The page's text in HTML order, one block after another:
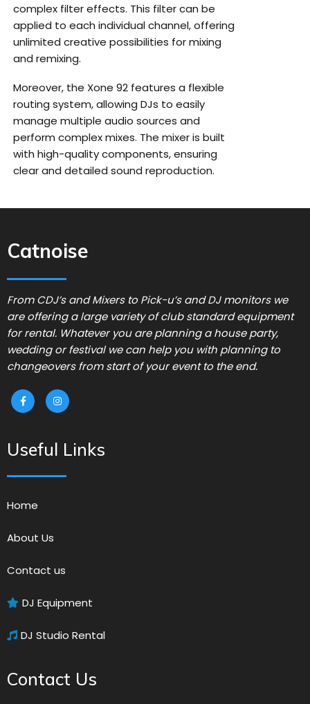
complex filter effects. This filter can be
applied to each individual channel, offering
unlimited creative possibilities for mixing
and remixing.
Moreover, the Xone 92 features a flexible
routing system, allowing DJs to easily
manage multiple audio sources and
perform complex mixes. The mixer is built
with high-quality components, ensuring
clear and detailed sound reproduction.
Catnoise
From CDJ’s and Mixers to Pick-u’s and DJ monitors we
are offering a large variety of club standard equipment
for rental. Whatever you are planning a house party,
wedding or festival we can help you with planning to
changeovers from start of your event to the end.
Useful Links
Home
About Us
Contact us
DJ Equipment
DJ Studio Rental
Contact Us